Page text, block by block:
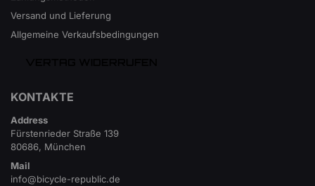
Versand und Lieferung
Allgemeine Verkaufsbedingungen
KONTAKTE
Address
Fürstenrieder Straße 139
80686, München
Mail
info@bicycle-republic.de